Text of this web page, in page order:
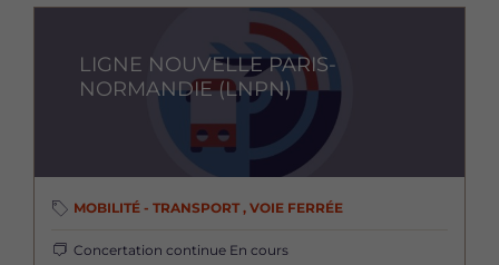
LIGNE NOUVELLE PARIS-
NORMANDIE (LNPN)
MOBILITÉ - TRANSPORT , VOIE FERRÉE
Concertation continue En cours